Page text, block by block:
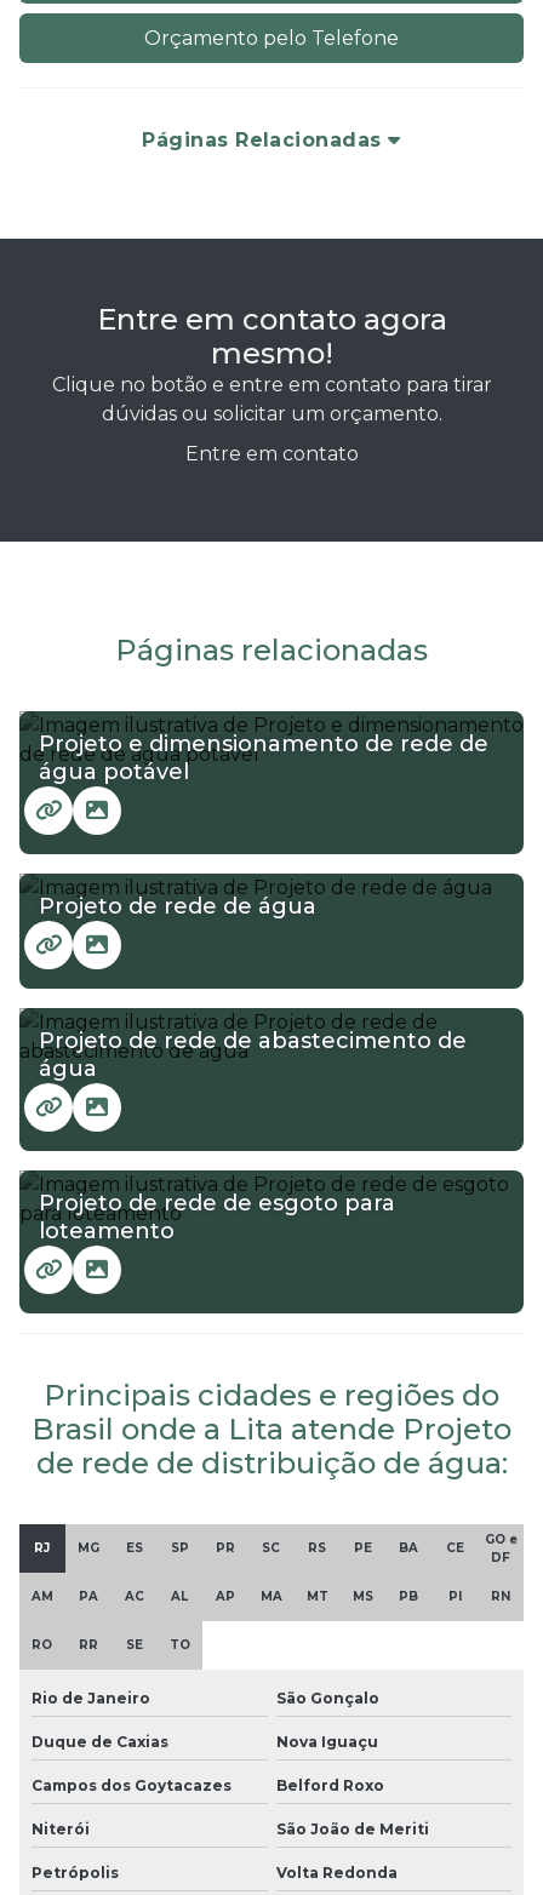
Orçamento pelo Telefone
Páginas Relacionadas
Entre em contato agora
mesmo!
Clique no botão e entre em contato para tirar
dúvidas ou solicitar um orçamento.
Entre em contato
Páginas relacionadas
Projeto e dimensionamento de rede de
água potável
Projeto de rede de água
Projeto de rede de abastecimento de
água
Projeto de rede de esgoto para
loteamento
Principais cidades e regiões do
Brasil onde a Lita atende Projeto
de rede de distribuição de água:
RJ MG ES SP PR SC RS PE BA CE
GO e
DF
AM PA AC AL AP MA MT MS PB PI RN
RO RR SE TO
Rio de Janeiro São Gonçalo
Duque de Caxias Nova Iguaçu
Campos dos Goytacazes Belford Roxo
Niterói São João de Meriti
Petrópolis Volta Redonda